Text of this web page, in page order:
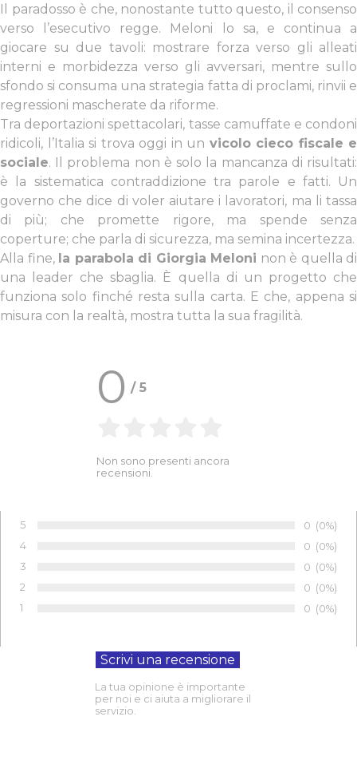
Il paradosso è che, nonostante tutto questo, il consenso
verso l’esecutivo regge. Meloni lo sa, e continua a
giocare su due tavoli: mostrare forza verso gli alleati
interni e morbidezza verso gli avversari, mentre sullo
sfondo si consuma una strategia fatta di proclami, rinvii e
regressioni mascherate da riforme.
Tra deportazioni spettacolari, tasse camuffate e condoni
ridicoli, l’Italia si trova oggi in un vicolo cieco fiscale e
sociale. Il problema non è solo la mancanza di risultati:
è la sistematica contraddizione tra parole e fatti. Un
governo che dice di voler aiutare i lavoratori, ma li tassa
di più; che promette rigore, ma spende senza
coperture; che parla di sicurezza, ma semina incertezza.
Alla fine, la parabola di Giorgia Meloni non è quella di
una leader che sbaglia. È quella di un progetto che
funziona solo finché resta sulla carta. E che, appena si
misura con la realtà, mostra tutta la sua fragilità.
0 /5
Non sono presenti ancora
recensioni.
5 Numero
0 (0%)
4 Numero
0 (0%)
3 Numero
0 (0%)
2 Numero
0 (0%)
1 Numero
0 (0%)
La tua opinione è importante
per noi e ci aiuta a migliorare il
servizio.